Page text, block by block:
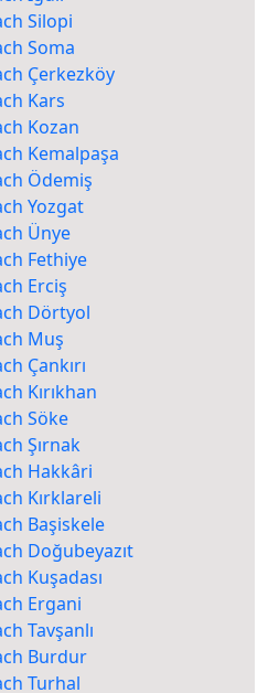
Silopi
Soma
Çerkezköy
Kars
Kozan
Kemalpaşa
Ödemiş
Yozgat
Ünye
Fethiye
Erciş
Dörtyol
Muş
Çankırı
Kırıkhan
Söke
Şırnak
Hakkâri
Kırklareli
Başiskele
Doğubeyazıt
Kuşadası
Ergani
Tavşanlı
Burdur
Turhal